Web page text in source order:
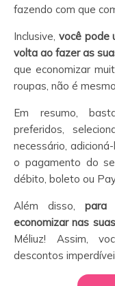
fazendo com que
Inclusive, você pode
volta ao fazer as
que economizar
roupas, não é
Em resumo,
preferidos,
necessário,
o pagamento do
débito, boleto ou
Além disso, para
economizar nas
Méliuz! Assim,
descontos